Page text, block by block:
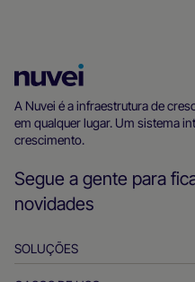
inicial
da
Nuvei
A Nuvei é a infraestrutura de
em qualquer lugar. Um sistema
crescimento.
Segue a gente para
novidades
SOLUÇÕES